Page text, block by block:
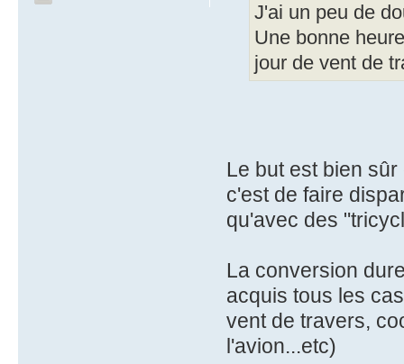
J'ai un peu de
Une bonne
jour de vent de
Le but est bien
c'est de faire
qu'avec des
La conversion
acquis tous les
vent de travers,
l'avion...etc)